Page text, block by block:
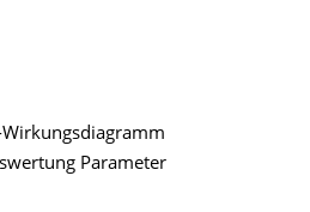
Parameter